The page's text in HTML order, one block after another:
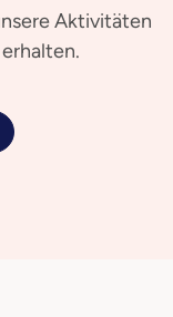
Aktivitäten